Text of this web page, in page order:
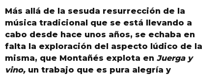
Más allá de la sesuda resurrección de la
música tradicional que se está llevando a
cabo desde hace unos años, se echaba en
falta la exploración del aspecto lúdico de la
misma, que Montañés explota en Juerga y
vino, un trabajo que es pura alegría y